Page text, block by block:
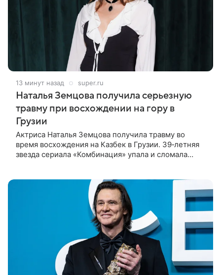
13 минут назад super.ru
Наталья Земцова получила серьезную
травму при восхождении на гору в
Грузии
Актриса Наталья Земцова получила травму во
время восхождения на Казбек в Грузии. 39‑летняя
звезда сериала «Комбинация» упала и сломала